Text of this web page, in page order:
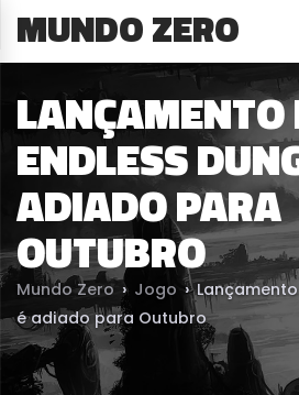
MUNDO ZERO
LANÇAMENTO
ENDLESS
ADIADO PARA
OUTUBRO
Mundo Zero › Jogo › Lançamento
é adiado para Outubro